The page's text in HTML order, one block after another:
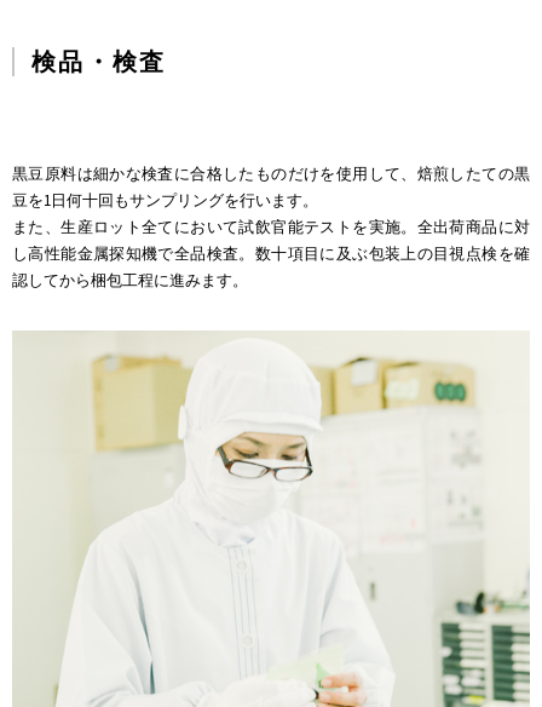
検品・検査
黒豆原料は細かな検査に合格したものだけを使用して、焙煎したての黒
豆を1日何十回もサンプリングを行います。
また、生産ロット全てにおいて試飲官能テストを実施。全出荷商品に対
し高性能金属探知機で全品検査。数十項目に及ぶ包装上の目視点検を確
認してから梱包工程に進みます。